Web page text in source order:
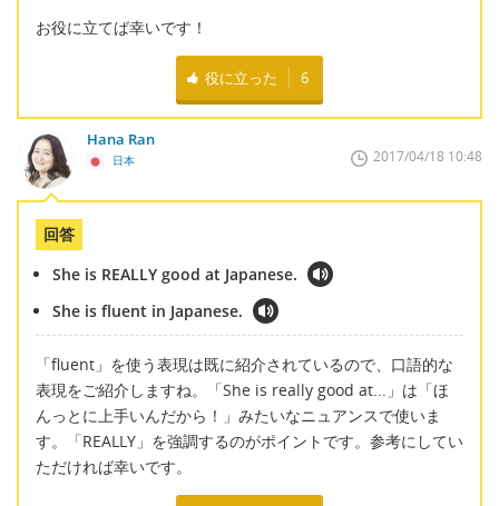
お役に立てば幸いです！
役に立った 6
Hana Ran
日本 2017/04/18 10:48
回答
She is REALLY good at Japanese.
She is fluent in Japanese.
「fluent」を使う表現は既に紹介されているので、口語的な
表現をご紹介しますね。「She is really good at...」は「ほ
んっとに上手いんだから！」みたいなニュアンスで使いま
す。「REALLY」を強調するのがポイントです。参考にしてい
ただければ幸いです。